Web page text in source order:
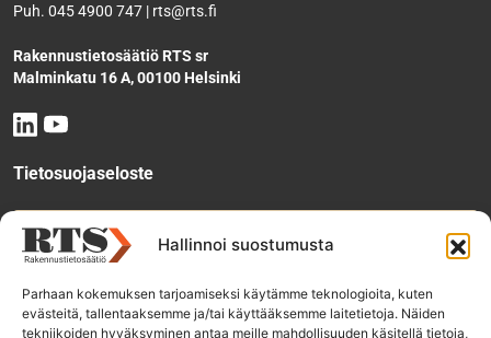
Hallinnoi suostumusta
Parhaan kokemuksen tarjoamiseksi käytämme teknologioita, kuten
evästeitä, tallentaaksemme ja/tai käyttääksemme laitetietoja. Näiden
tekniikoiden hyväksyminen antaa meille mahdollisuuden käsitellä tietoja,
Puh. 045 4900 747 | rts@rts.fi
Rakennustietosäätiö RTS sr
Malminkatu 16 A, 00100 Helsinki
Tietosuojaseloste
Tee käyttölupahakemus
Tilaa uutiskirje